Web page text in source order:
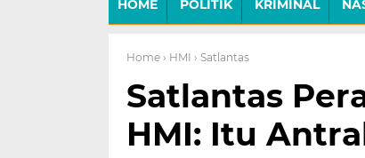
HOME POLITIK KRIMINAL
Home › HMI › Satlantas
Satlantas
HMI: Itu